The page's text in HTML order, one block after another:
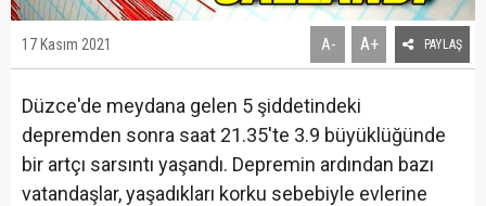
17 Kasım 2021 A- A+ PAYLAŞ
Düzce'de meydana gelen 5 şiddetindeki
depremden sonra saat 21.35'te 3.9 büyüklüğünde
bir artçı sarsıntı yaşandı. Depremin ardından bazı
vatandaşlar, yaşadıkları korku sebebiyle evlerine